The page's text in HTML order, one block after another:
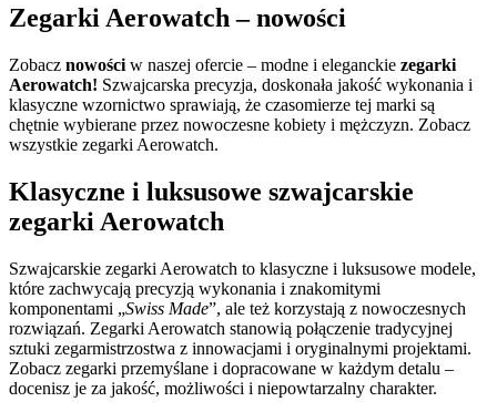
Zegarki Aerowatch – nowości
Zobacz nowości w naszej ofercie – modne i eleganckie zegarki
Aerowatch! Szwajcarska precyzja, doskonała jakość wykonania i
klasyczne wzornictwo sprawiają, że czasomierze tej marki są
chętnie wybierane przez nowoczesne kobiety i mężczyzn. Zobacz
wszystkie zegarki Aerowatch.
Klasyczne i luksusowe szwajcarskie
zegarki Aerowatch
Szwajcarskie zegarki Aerowatch to klasyczne i luksusowe modele,
które zachwycają precyzją wykonania i znakomitymi
komponentami „Swiss Made”, ale też korzystają z nowoczesnych
rozwiązań. Zegarki Aerowatch stanowią połączenie tradycyjnej
sztuki zegarmistrzostwa z innowacjami i oryginalnymi projektami.
Zobacz zegarki przemyślane i dopracowane w każdym detalu –
docenisz je za jakość, możliwości i niepowtarzalny charakter.